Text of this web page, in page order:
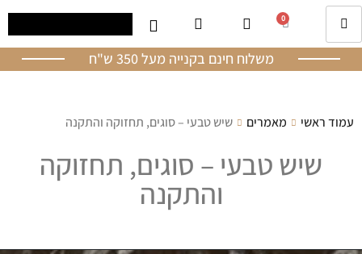
0
משלוח חינם בקנייה מעל 350 ש"ח
עמוד ראשי מאמרים שיש טבעי – סוגים, תחזוקה והתקנה
שיש טבעי – סוגים, תחזוקה
והתקנה